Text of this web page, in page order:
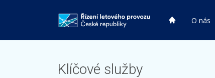
HP O nás
Klíčové služby